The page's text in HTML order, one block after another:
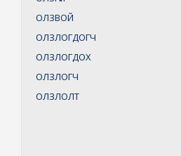
ОЛЗВОЙ
ОЛЗЛОГДОГЧ
ОЛЗЛОГДОХ
ОЛЗЛОГЧ
ОЛЗЛОЛТ